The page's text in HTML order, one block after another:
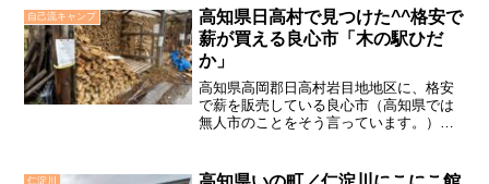
てその日がくるのを待っていました。３
泊ですから色んなこと...
自己流キャンプ
高知県日高村で見つけた^^格安で
薪が買える良心市「木の駅ひだ
か」
高知県高岡郡日高村岩目地地区に、格安
で薪を販売している良心市（高知県では
無人市のことをそう言っています。）木
用の薪などを、無人販売方式で格安な値
仁淀川